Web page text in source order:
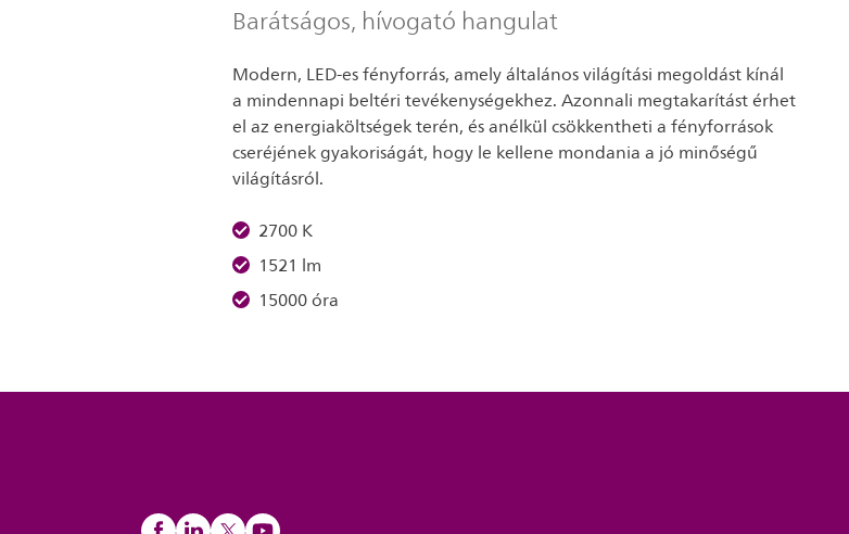
Barátságos, hívogató hangulat
Modern, LED-es fényforrás, amely általános világítási megoldást kínál
a mindennapi beltéri tevékenységekhez. Azonnali megtakarítást érhet
el az energiaköltségek terén, és anélkül csökkentheti a fényforrások
cseréjének gyakoriságát, hogy le kellene mondania a jó minőségű
világításról.
2700 K
1521 lm
15000 óra